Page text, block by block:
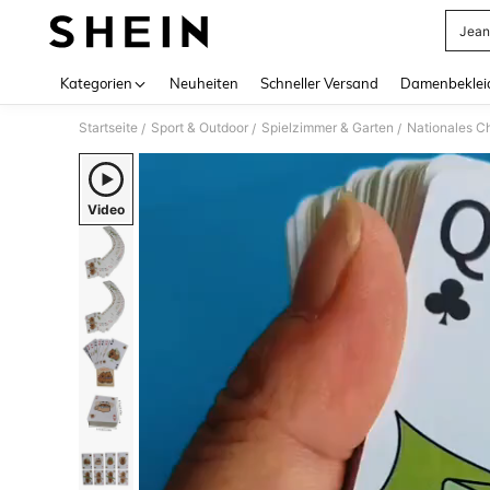
Kategorien Neuheiten Schneller Versand
Startseite / Sport & Outdoor / Spielzimmer & Garten / Nationales
Video